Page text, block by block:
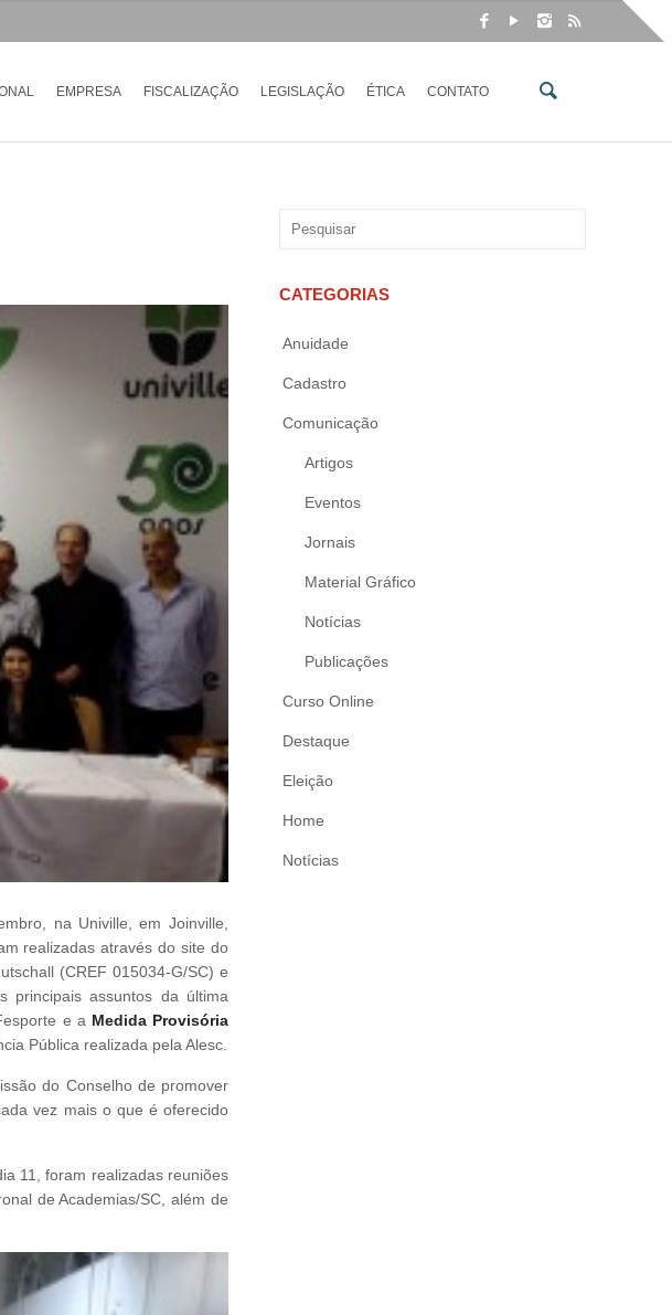
EMPRESA FISCALIZAÇÃO LEGISLAÇÃO ÉTICA CONTATO
na Univille, em Joinville,
realizadas através do site do
(CREF 015034-G/SC) e
principais assuntos da última
e a Medida Provisória
Pública realizada pela Alesc.
do Conselho de promover
vez mais o que é oferecido
11, foram realizadas reuniões
de Academias/SC, além de
CATEGORIAS
Anuidade
Cadastro
Comunicação
Artigos
Eventos
Jornais
Material Gráfico
Notícias
Publicações
Curso Online
Destaque
Eleição
Home
Notícias